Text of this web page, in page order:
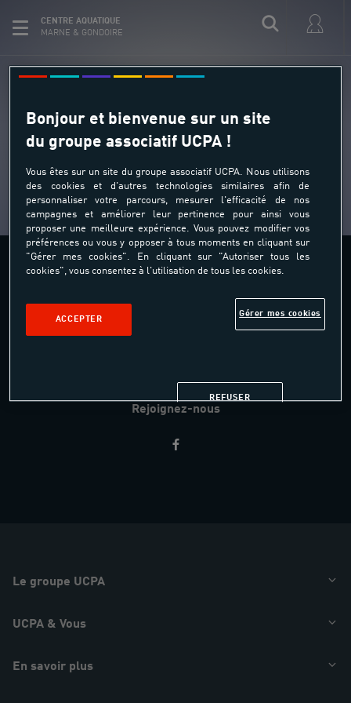
CENTRE AQUATIQUE
MARNE & GONDOIRE
résultats pour :
Centre aquatique Marne et Gondoire
35-43, rue Jean Mermoz
77400 Lagny sur Marne
Rejoignez-nous
Le groupe UCPA
UCPA & Vous
En savoir plus
Bonjour et bienvenue sur un site
du groupe associatif UCPA !
Vous êtes sur un site du groupe associatif UCPA. Nous utilisons
des cookies et d'autres technologies similaires afin de
personnaliser votre parcours, mesurer l'efficacité de nos
campagnes et améliorer leur pertinence pour ainsi vous
proposer une meilleure expérience. Vous pouvez modifier vos
préférences ou vous y opposer à tous moments en cliquant sur
"Gérer mes cookies". En cliquant sur "Autoriser tous les
cookies", vous consentez à l'utilisation de tous les cookies.
Gérer mes cookies
REFUSER
ACCEPTER